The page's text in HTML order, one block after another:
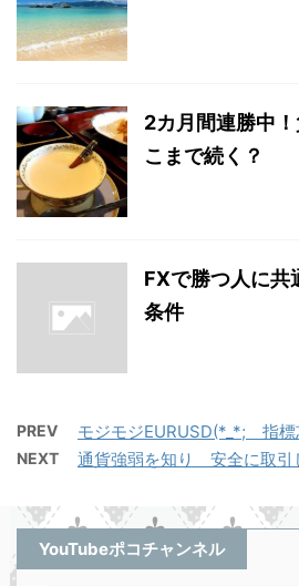
2カ月間連勝中
こまで続く？
FXで勝つ人に共
条件
PREV モジモジEURUSD(*_*; 指標
NEXT 通貨強弱を知り 安全に取引
YouTubeポコチャンネル